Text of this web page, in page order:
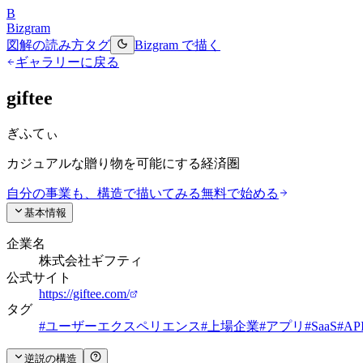
B
Bizgram
図解の読み方タグ
Bizgram で描く
ギャラリーに戻る
giftee
ぎふてぃ
カジュアルな贈り物を可能にする経済圏
自分の事業も、構造で描いてみる無料で始める
基本情報
企業名
株式会社ギフティ
公式サイト
https://giftee.com/
タグ
#ユーザーエクスペリエンス# 上場企業#アプリ #SaaS#
逆説の構造